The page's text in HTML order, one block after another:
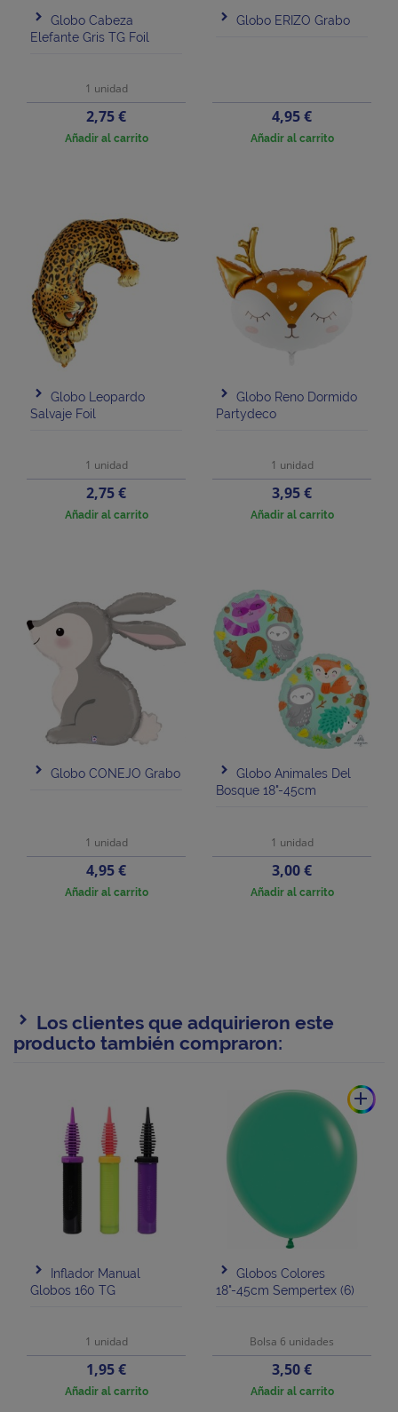
Globo Cabeza
Elefante Gris TG Foil
1 unidad
Precio
2,75 €
Añadir al carrito
Globo ERIZO Grabo
Precio
4,95 €
Añadir al carrito
Globo Leopardo
Salvaje Foil
1 unidad
Precio
2,75 €
Añadir al carrito
Globo Reno Dormido
Partydeco
1 unidad
Precio
3,95 €
Añadir al carrito
Globo CONEJO Grabo
1 unidad
Precio
4,95 €
Añadir al carrito
Globo Animales Del
Bosque 18"-45cm
1 unidad
Precio
3,00 €
Añadir al carrito
Los clientes que adquirieron este
producto también compraron:
Inflador Manual
Globos 160 TG
1 unidad
Precio
1,95 €
Añadir al carrito
add
Globos Colores
18"-45cm Sempertex (6)
Bolsa 6 unidades
Precio
3,50 €
Añadir al carrito